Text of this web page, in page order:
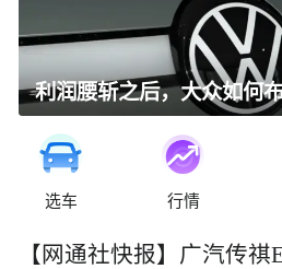
选车 行情
【网通社快报】广汽传祺